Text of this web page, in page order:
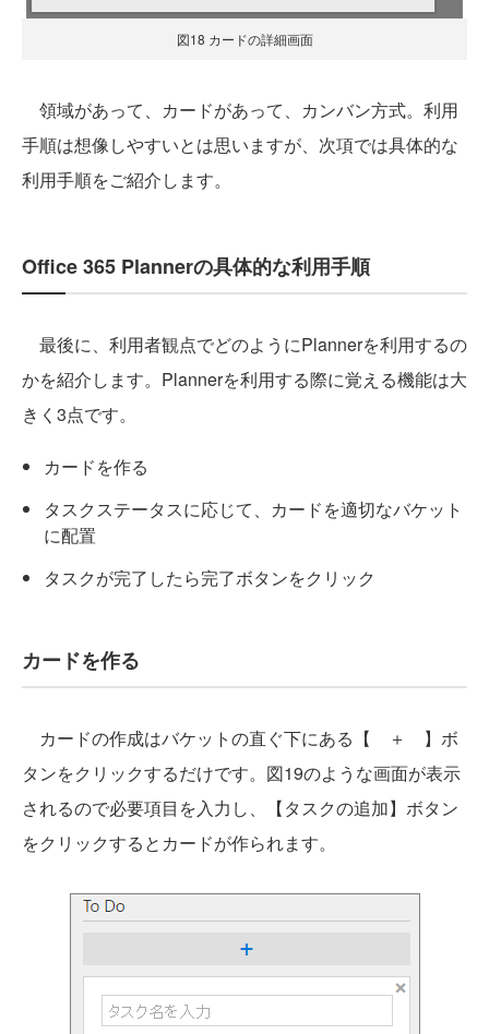
図18 カードの詳細画面
領域があって、カードがあって、カンバン方式。利用
手順は想像しやすいとは思いますが、次項では具体的な
利用手順をご紹介します。
Office 365 Plannerの具体的な利用手順
最後に、利用者観点でどのようにPlannerを利用するの
かを紹介します。Plannerを利用する際に覚える機能は大
きく3点です。
カードを作る
タスクステータスに応じて、カードを適切なバケット
に配置
タスクが完了したら完了ボタンをクリック
カードを作る
カードの作成はバケットの直ぐ下にある【 ＋ 】ボ
タンをクリックするだけです。図19のような画面が表示
されるので必要項目を入力し、【タスクの追加】ボタン
をクリックするとカードが作られます。